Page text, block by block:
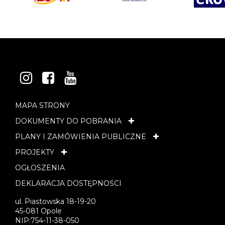
INSTAGRAM
FACEBOOK
YOUTUBE
MAPA STRONY
DOKUMENTY DO POBRANIA
PLANY I ZAMÓWIENIA PUBLICZNE
PROJEKTY
OGŁOSZENIA
DEKLARACJA DOSTĘPNOŚCI
ul. Piastowska 18-19-20
45-081 Opole
NIP:754-11-38-050